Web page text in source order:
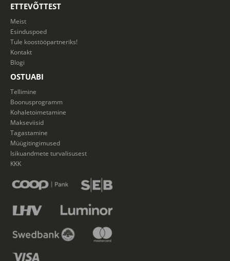
ETTEVÕTTEST
Meist
Esinduspoed
Tule koostööpartneriks!
Kontakt
Blogi
OSTUABI
Tellimine
Boonusprogramm
Kohaletoimetamine
Makseviisid
Tagastamine
Müügitingimused
Isikuandmete turvalisusest
KKK